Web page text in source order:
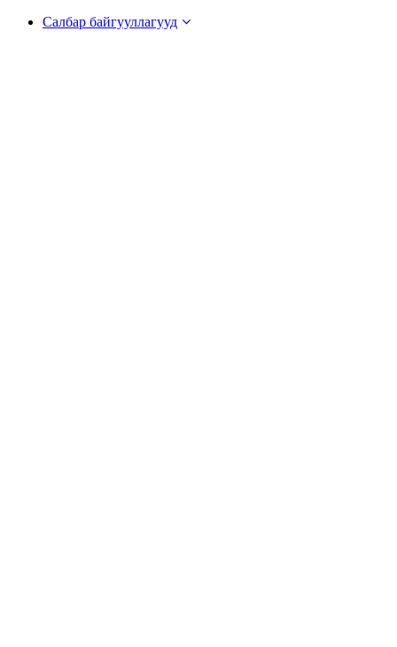
Салбар байгууллагууд